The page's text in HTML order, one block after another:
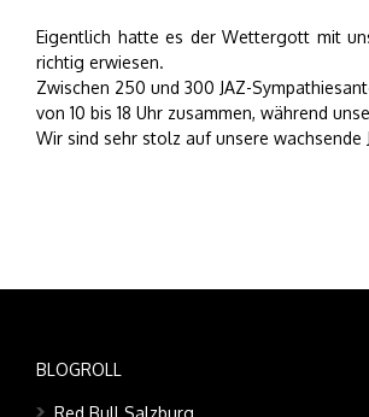
Eigentlich hatte es der Wettergott mit
richtig erwiesen.
Zwischen 250 und 300 JAZ-
von 10 bis 18 Uhr zusammen, während
Wir sind sehr stolz auf unsere
BLOGROLL
Red Bull Salzburg